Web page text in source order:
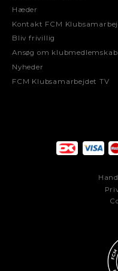
Hæder
Kontakt FCM
Bliv frivillig
Ansøg om klubmedlemskab
Nyheder
FCM Klubsamarbejdet TV